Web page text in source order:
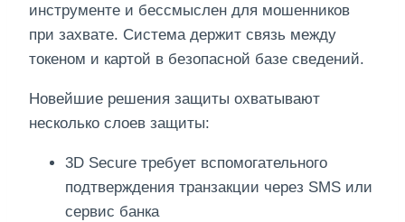
инструменте и бессмыслен для мошенников
при захвате. Система держит связь между
токеном и картой в безопасной базе сведений.
Новейшие решения защиты охватывают
несколько слоев защиты:
3D Secure требует вспомогательного
подтверждения транзакции через SMS или
сервис банка